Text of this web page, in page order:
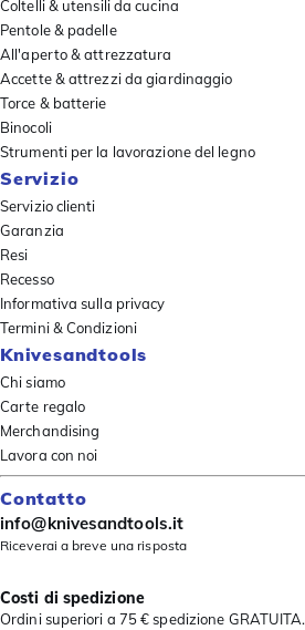
Coltelli & utensili da cucina
Pentole & padelle
All'aperto & attrezzatura
Accette & attrezzi da giardinaggio
Torce & batterie
Binocoli
Strumenti per la lavorazione del legno
Servizio
Servizio clienti
Garanzia
Resi
Recesso
Informativa sulla privacy
Termini & Condizioni
Knivesandtools
Chi siamo
Carte regalo
Merchandising
Lavora con noi
Contatto
info@knivesandtools.it
Riceverai a breve una risposta
Costi di spedizione
Ordini superiori a 75 € spedizione GRATUITA.